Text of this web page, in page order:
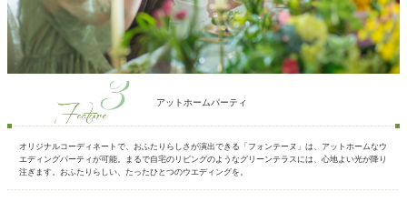
アットホームパーティ
オリジナルコーディネートで、おふたりらしさが演出できる「フォンテーヌ」は、アットホームなウ
エディングパーティが可能。まるで自宅のリビングのようなグリーンテラスには、心地よい光が降り
注ぎます。おふたりらしい、たったひとつのウエディングを。